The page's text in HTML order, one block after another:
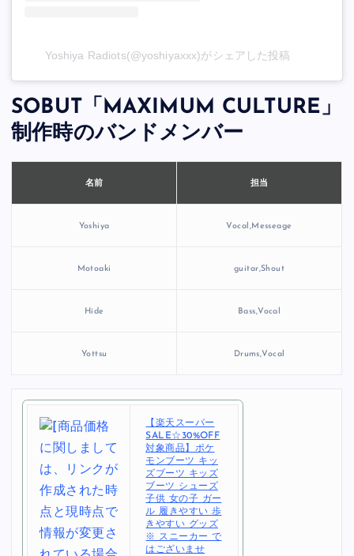
Yoshiya Radiots(@yoshiyaxxx)がシェアした投稿
SOBUT「MAXIMUM CULTURE」
制作時のバンドメンバー
名前 担当
Yoshiya Vocal,Messeage
Motoaki guitar,Shout
Hide Bass,Vocal
Yottsu Drums,Vocal
【楽天スーパー
SALE☆30%OFF
対象商品】ポケ
モンブーツ キッ
ズブーツ キッズ
ブーツ シューズ
子供 女の子 ガー
ル 履きやすい 歩
きやすい グッズ
※ スニーカー で
はございませ